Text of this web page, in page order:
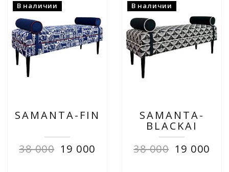
В наличии
SAMANTA-FIN
38 000 19 000
В наличии
SAMANTA-
BLACKAI
38 000 19 000